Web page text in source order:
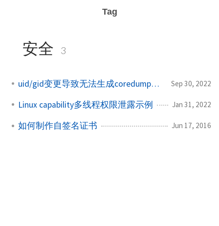
Tag
安全 3
uid/gid变更导致无法生成coredump的问题 Sep 30, 2022
Linux capability多线程权限泄露示例 Jan 31, 2022
如何制作自签名证书 Jun 17, 2016